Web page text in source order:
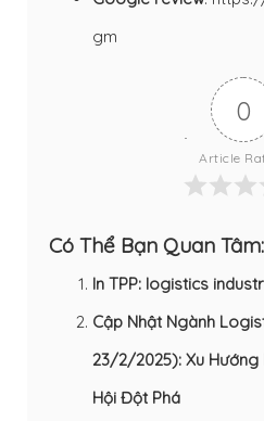
gm
0
Article
Có Thể Bạn Quan Tâm:
In TPP: logistics
Cập Nhật Ngành
23/2/2025): Xu Hướng
Hội Đột Phá